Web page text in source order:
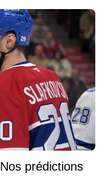
prédictions